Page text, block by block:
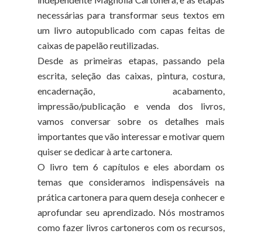
necessárias para transformar seus textos em
um livro autopublicado com capas feitas de
caixas de papelão reutilizadas.
Desde as primeiras etapas, passando pela
escrita, seleção das caixas, pintura, costura,
encadernação, acabamento,
impressão/publicação e venda dos livros,
vamos conversar sobre os detalhes mais
importantes que vão interessar e motivar quem
quiser se dedicar à arte cartonera.
O livro tem 6 capítulos e eles abordam os
temas que consideramos indispensáveis na
prática cartonera para quem deseja conhecer e
aprofundar seu aprendizado. Nós mostramos
como fazer livros cartoneros com os recursos,